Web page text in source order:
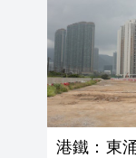
港鐵：東